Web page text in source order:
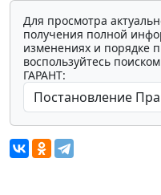
Для просмотра
получения полной
изменениях и порядке
воспользуйтесь
ГАРАНТ: